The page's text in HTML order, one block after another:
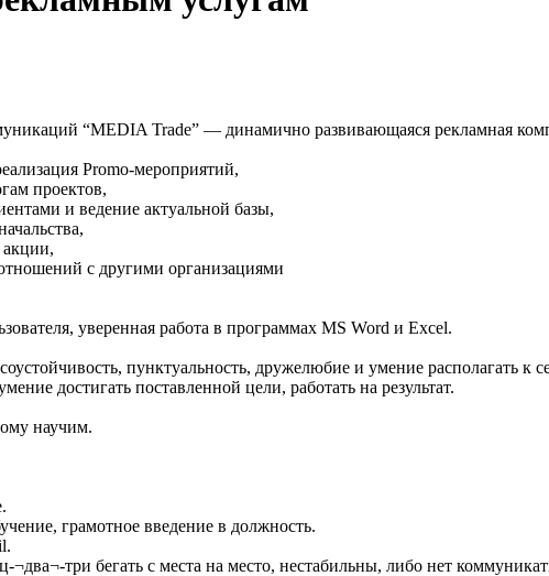
“MEDIA Trade” — динамично развивающаяся рекламная
Promo-мероприятий,
проектов,
и ведение актуальной базы,
с другими организациями
уверенная работа в программах MS Word и Excel.
пунктуальность, дружелюбие и умение располагать к
достигать поставленной цели, работать на результат.
научим.
грамотное введение в должность.
¬два¬-три бегать с места на место, нестабильны, либо нет